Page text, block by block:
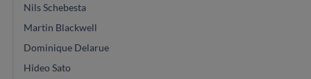
Nils Schebesta
Martin Blackwell
Dominique Delarue
Hideo Sato